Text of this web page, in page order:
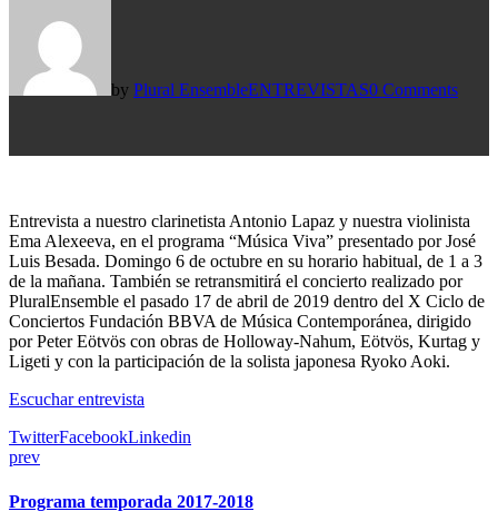
by Plural EnsembleENTREVISTAS0 Comments
Entrevista a nuestro clarinetista Antonio Lapaz y nuestra violinista
Ema Alexeeva, en el programa “Música Viva” presentado por José
Luis Besada. Domingo 6 de octubre en su horario habitual, de 1 a 3
de la mañana. También se retransmitirá el concierto realizado por
PluralEnsemble el pasado 17 de abril de 2019 dentro del X Ciclo de
Conciertos Fundación BBVA de Música Contemporánea, dirigido
por Peter Eötvös con obras de Holloway-Nahum, Eötvös, Kurtag y
Ligeti y con la participación de la solista japonesa Ryoko Aoki.
Escuchar entrevista
TwitterFacebookLinkedin
prev
Programa temporada 2017-2018